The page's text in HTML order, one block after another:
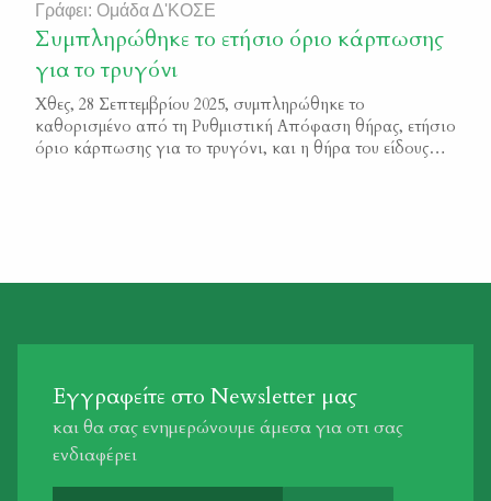
πέσει. Ένα μπράβο σε όλους τους δικούς μας
ανθρώπους, που για μία εβδομάδα, σχεδόν, έμειναν
μέσα στο δάσος, αρνήθηκαν να εγκαταλείψουν την […]
Γράφει: Ομάδα Δ'ΚΟΣΕ
Συμπληρώθηκε το ετήσιο όριο κάρπωσης
για το τρυγόνι
Χθες, 28 Σεπτεμβρίου 2025, συμπληρώθηκε το
καθορισμένο από τη Ρυθμιστική Απόφαση θήρας, ετήσιο
όριο κάρπωσης για το τρυγόνι, και η θήρα του είδους
Εγγραφείτε στο Newsletter μας
και θα σας ενημερώνουμε άμεσα για οτι σας
ενδιαφέρει